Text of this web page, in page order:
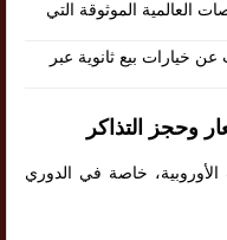
العالمية الموثوقة التي
خيارات بيع ثانوية عبر
وحجز التذاكر
خاصة في الدوري